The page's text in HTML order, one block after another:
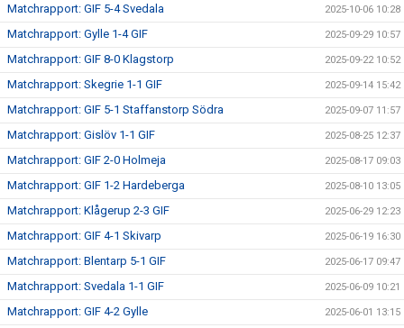
Matchrapport: GIF 5-4 Svedala 2025-10-06 10:28
Matchrapport: Gylle 1-4 GIF 2025-09-29 10:57
Matchrapport: GIF 8-0 Klagstorp 2025-09-22 10:52
Matchrapport: Skegrie 1-1 GIF 2025-09-14 15:42
Matchrapport: GIF 5-1 Staffanstorp Södra 2025-09-07 11:57
Matchrapport: Gislöv 1-1 GIF 2025-08-25 12:37
Matchrapport: GIF 2-0 Holmeja 2025-08-17 09:03
Matchrapport: GIF 1-2 Hardeberga 2025-08-10 13:05
Matchrapport: Klågerup 2-3 GIF 2025-06-29 12:23
Matchrapport: GIF 4-1 Skivarp 2025-06-19 16:30
Matchrapport: Blentarp 5-1 GIF 2025-06-17 09:47
Matchrapport: Svedala 1-1 GIF 2025-06-09 10:21
Matchrapport: GIF 4-2 Gylle 2025-06-01 13:15